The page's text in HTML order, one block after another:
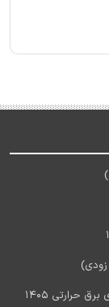
آخرین اخبار استخدام شرکت مادر تخصصی تولید نیروی برق حرارتی 1405